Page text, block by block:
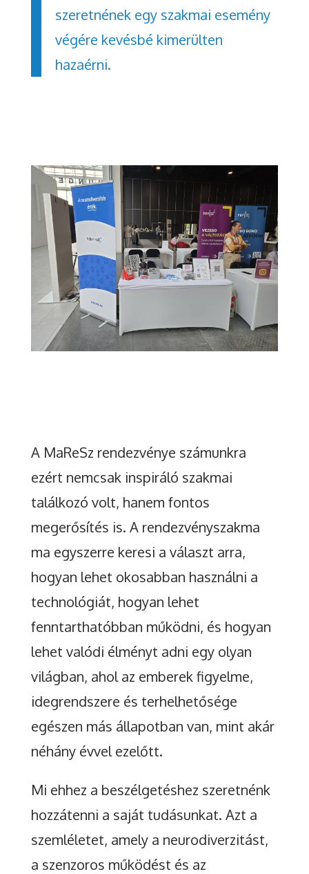
szeretnének egy szakmai esemény
végére kevésbé kimerülten
hazaérni.
A MaReSz rendezvénye számunkra
ezért nemcsak inspiráló szakmai
találkozó volt, hanem fontos
megerősítés is. A rendezvényszakma
ma egyszerre keresi a választ arra,
hogyan lehet okosabban használni a
technológiát, hogyan lehet
fenntarthatóbban működni, és hogyan
lehet valódi élményt adni egy olyan
világban, ahol az emberek figyelme,
idegrendszere és terhelhetősége
egészen más állapotban van, mint akár
néhány évvel ezelőtt.
Mi ehhez a beszélgetéshez szeretnénk
hozzátenni a saját tudásunkat. Azt a
szemléletet, amely a neurodiverzitást,
a szenzoros működést és az